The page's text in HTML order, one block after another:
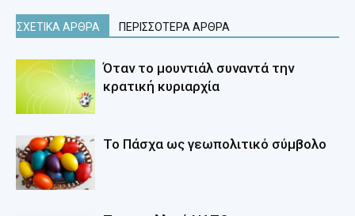
ΣΧΕΤΙΚΑ ΑΡΘΡΑ ΠΕΡΙΣΣΟΤΕΡΑ ΑΡΘΡΑ
Όταν το μουντιάλ συναντά την
κρατική κυριαρχία
Το Πάσχα ως γεωπολιτικό σύμβολο